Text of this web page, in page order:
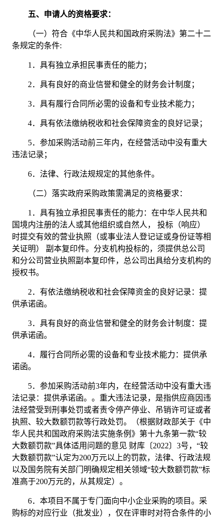
五、申请人的资格要求：
（一）符合《中华人民共和国政府采购法》第二十二
条规定的条件:
1． 具有独立承担民事责任的能力；
2． 具有良好的商业信誉和健全的财务会计制度；
3． 具有履行合同所必需的设备和专业技术能力；
4． 具有依法缴纳税收和社会保障资金的良好记录；
5． 参加采购活动前三年内，在经营活动中没有重大
违法记录；
6． 法律、行政法规规定的其他条件。
（二）落实政府采购政策需满足的资格要求：
1． 具有独立承担民事责任的能力：在中华人民共和
国境内注册的法人或其他组织或自然人，
投标（响应）
时提交有效的营业执照（或事业法人登记证或身份证等相
关证明）
副本复印件。分支机构投标的，须提供总公司
和分公司营业执照副本复印件，总公司出具给分支机构的
授权书。
2． 有依法缴纳税收和社会保障资金的良好记录：提
供承诺函。
3． 具有良好的商业信誉和健全的财务会计制度： 提
供承诺函。
4． 履行合同所必需的设备和专业技术能力： 提供承
诺函。
5． 参加采购活动前3年内，在经营活动中没有重大违
法记录： 提供承诺函。 。重大违法记录，是指供应商因违
法经营受到刑事处罚或者责令停产停业、吊销许可证或者
执照、较大数额罚款等行政处罚。（根据财政部关于《中
华人民共和国政府采购法实施条例》第十九条第一款“较
大数额罚款”具体适用问题的意见 财库〔2022〕3号，“较
大数额罚款”认定为200万元以上的罚款，法律、行政法规
以及国务院有关部门明确规定相关领域“较大数额罚款”标
准高于200万元的，从其规定）。
6． 本项目不属于专门面向中小企业采购的项目。采
购标的对应行业（批发业），仅在评审时对符合条件的小